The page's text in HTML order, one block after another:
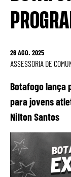
26 AGO. 2025
ASSESSORIA DE
Botafogo lança
para jovens
Nilton Santos